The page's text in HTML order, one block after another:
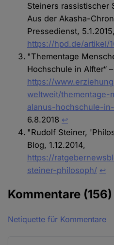
Steiners rassistischer
Aus der Akasha-
Pressedienst, 5.1.2015,
https://hpd.de/artikel/
"Thementage
Hochschule in Alfter“ –
https://
weltweit/
alanus-hochschule-
6.8.2018 ↩︎
"Rudolf Steiner,
Blog, 1.12.2014,
https://
steiner-philosoph/ ↩︎
Kommentare (156)
Netiquette für Kommentare